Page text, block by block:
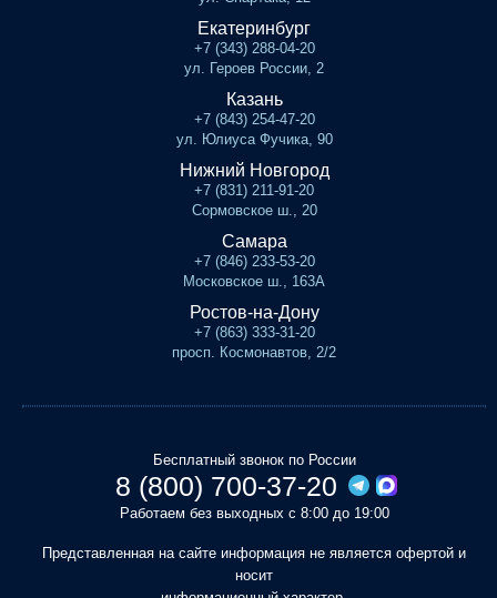
Екатеринбург
+7 (343) 288-04-20
ул. Героев России, 2
Казань
+7 (843) 254-47-20
ул. Юлиуса Фучика, 90
Нижний Новгород
+7 (831) 211-91-20
Сормовское ш., 20
Самара
+7 (846) 233-53-20
Московское ш., 163А
Ростов-на-Дону
+7 (863) 333-31-20
просп. Космонавтов, 2/2
Бесплатный звонок по России
8 (800) 700-37-20
Работаем без выходных с 8:00 до 19:00
Представленная на сайте информация не является офертой и
носит